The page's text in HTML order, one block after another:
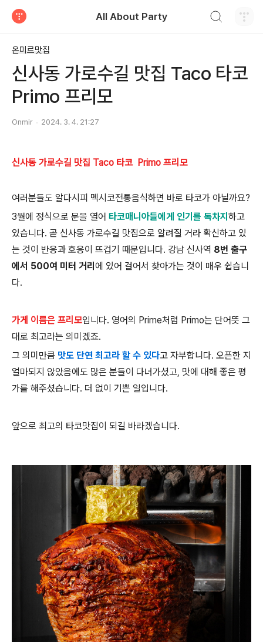
All About Party
온미르맛집
신사동 가로수길 맛집 Taco 타코
Primo 프리모
Onmir 2024. 3. 4. 21:27
신사동 가로수길 맛집 Taco 타코 Primo 프리모
여러분들도 알다시피 멕시코전통음식하면 바로 타코가 아닐까요?
3월에 정식으로 문을 열어 타코매니아들에게 인기를 독차지 하고
있습니다. 곧 신사동 가로수길 맛집으로 알려질 거라 확신하고 있
는 것이 반응과 호응이 뜨겁기 때문입니다. 강남 신사역 8번 출구
에서 500여 미터 거리 에 있어 걸어서 찾아가는 것이 매우 쉽습니
다.
가게 이름은 프리모입니다. 영어의 Prime처럼 Primo는 단어뜻 그
대로 최고라는 의미겠죠.
그 의미만큼 맛도 단연 최고라 할 수 있다고 자부합니다. 오픈한 지
얼마되지 않았음에도 많은 분들이 다녀가셨고, 맛에 대해 좋은 평
가를 해주셨습니다. 더 없이 기쁜 일입니다.
앞으로 최고의 타코맛집이 되길 바라겠습니다.